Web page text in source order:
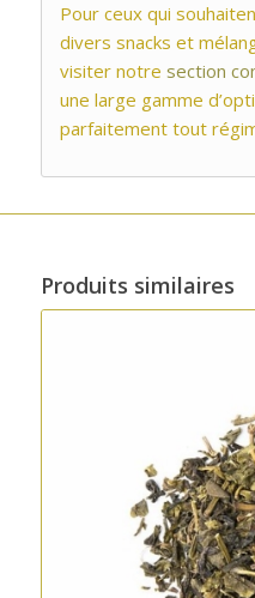
Pour ceux qui
divers snacks et
visiternotre section
une large gamme
parfaitement tout
Produits similaires